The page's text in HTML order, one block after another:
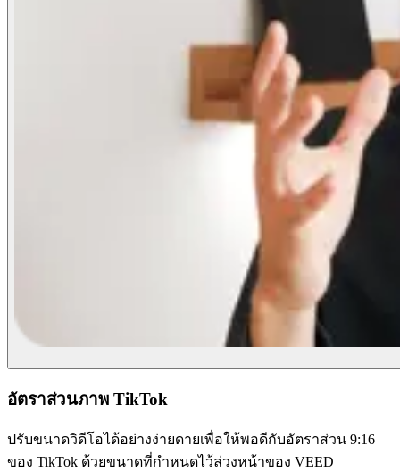
อัตราส่วนภาพ TikTok
ปรับขนาดวิดีโอได้อย่างง่ายดายเพื่อให้พอดีกับอัตราส่วน 9:16
ของ TikTok ด้วยขนาดที่กำหนดไว้ล่วงหน้าของ VEED